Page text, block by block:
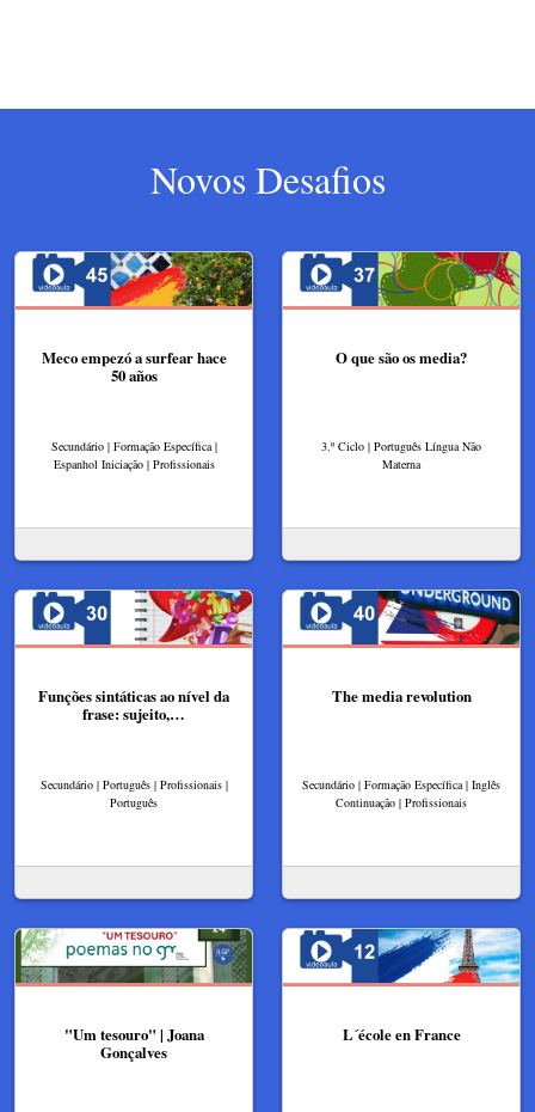
Novos Desafios
Meco empezó a surfear hace
50 años
Secundário | Formação Específica |
Espanhol Iniciação | Profissionais
O que são os media?
3.º Ciclo | Português Língua Não
Materna
Funções sintáticas ao nível da
frase: sujeito,…
Secundário | Português | Profissionais |
Português
The media revolution
Secundário | Formação Específica | Inglês
Continuação | Profissionais
"Um tesouro" | Joana
Gonçalves
L´école en France